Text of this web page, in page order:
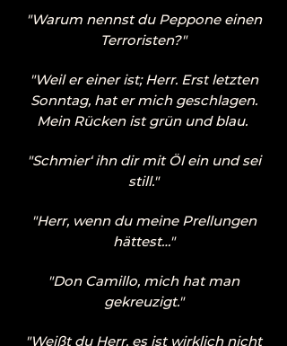
"Warum nennst du Peppone einen
Terroristen?"
"Weil er einer ist; Herr. Erst letzten
Sonntag, hat er mich geschlagen.
Mein Rücken ist grün und blau.
"Schmier‘ ihn dir mit Öl ein und sei
still."
"Herr, wenn du meine Prellungen
hättest…"
"Don Camillo, mich hat man
gekreuzigt."
"Weißt du Herr, es ist wirklich nicht